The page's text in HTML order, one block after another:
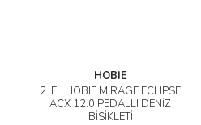
HOBIE
2. EL HOBIE MIRAGE ECLIPSE
ACX 12.0 PEDALLI DENİZ
BİSİKLETİ